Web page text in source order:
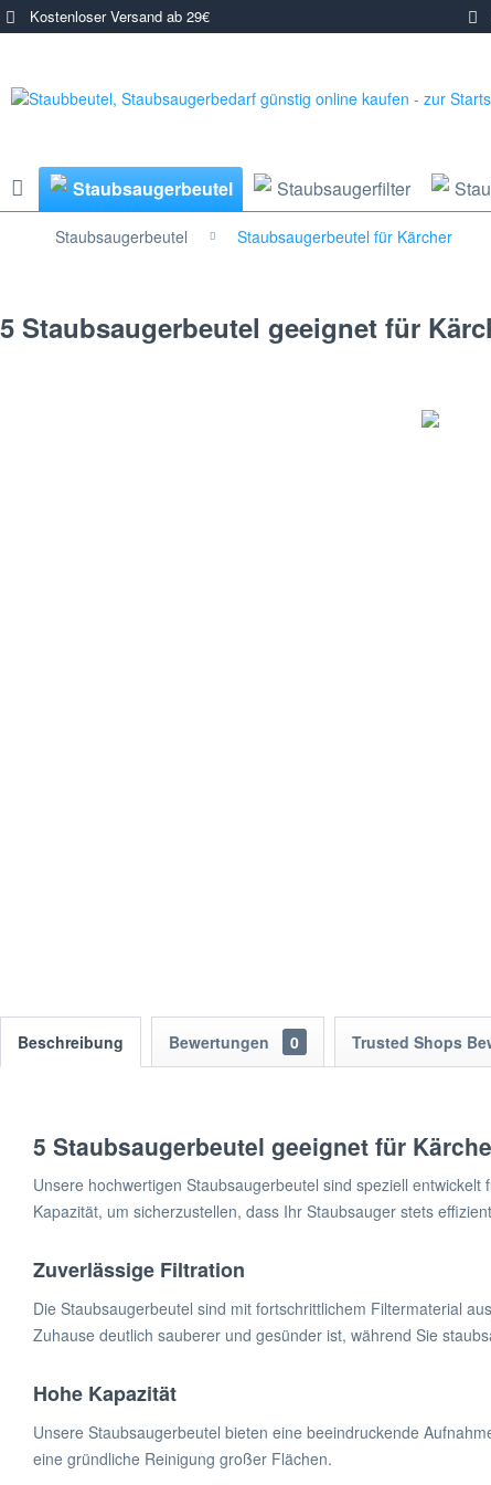
Kostenloser Versand ab 29€
Staubsaugerbeutel Staubsaugerfilter
Staubsaugerbeutel Staubsaugerbeutel für Kärcher
5 Staubsaugerbeutel geeignet für
Beschreibung Bewertungen 0 Trusted Shops
5 Staubsaugerbeutel geeignet für
Unsere hochwertigen Staubsaugerbeutel sind speziell
Kapazität, um sicherzustellen, dass Ihr Staubsauger stets
Zuverlässige Filtration
Die Staubsaugerbeutel sind mit fortschrittlichem Filtermaterial
Zuhause deutlich sauberer und gesünder ist, während Sie
Hohe Kapazität
Unsere Staubsaugerbeutel bieten eine beeindruckende
eine gründliche Reinigung großer Flächen.